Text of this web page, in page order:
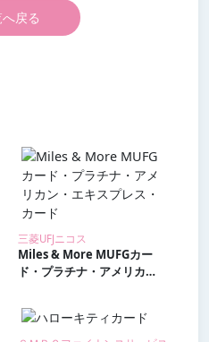
戻る
三菱UFJニコス
Miles & More MUFGカー
ド・プラチナ・アメリカ